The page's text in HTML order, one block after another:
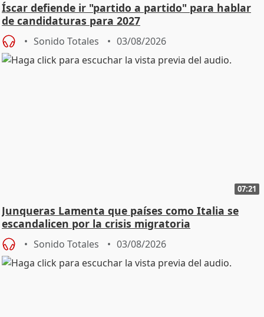
Íscar defiende ir "partido a partido" para hablar
de candidaturas para 2027
Sonido Totales 03/08/2026
07:21
Junqueras Lamenta que países como Italia se
escandalicen por la crisis migratoria
Sonido Totales 03/08/2026